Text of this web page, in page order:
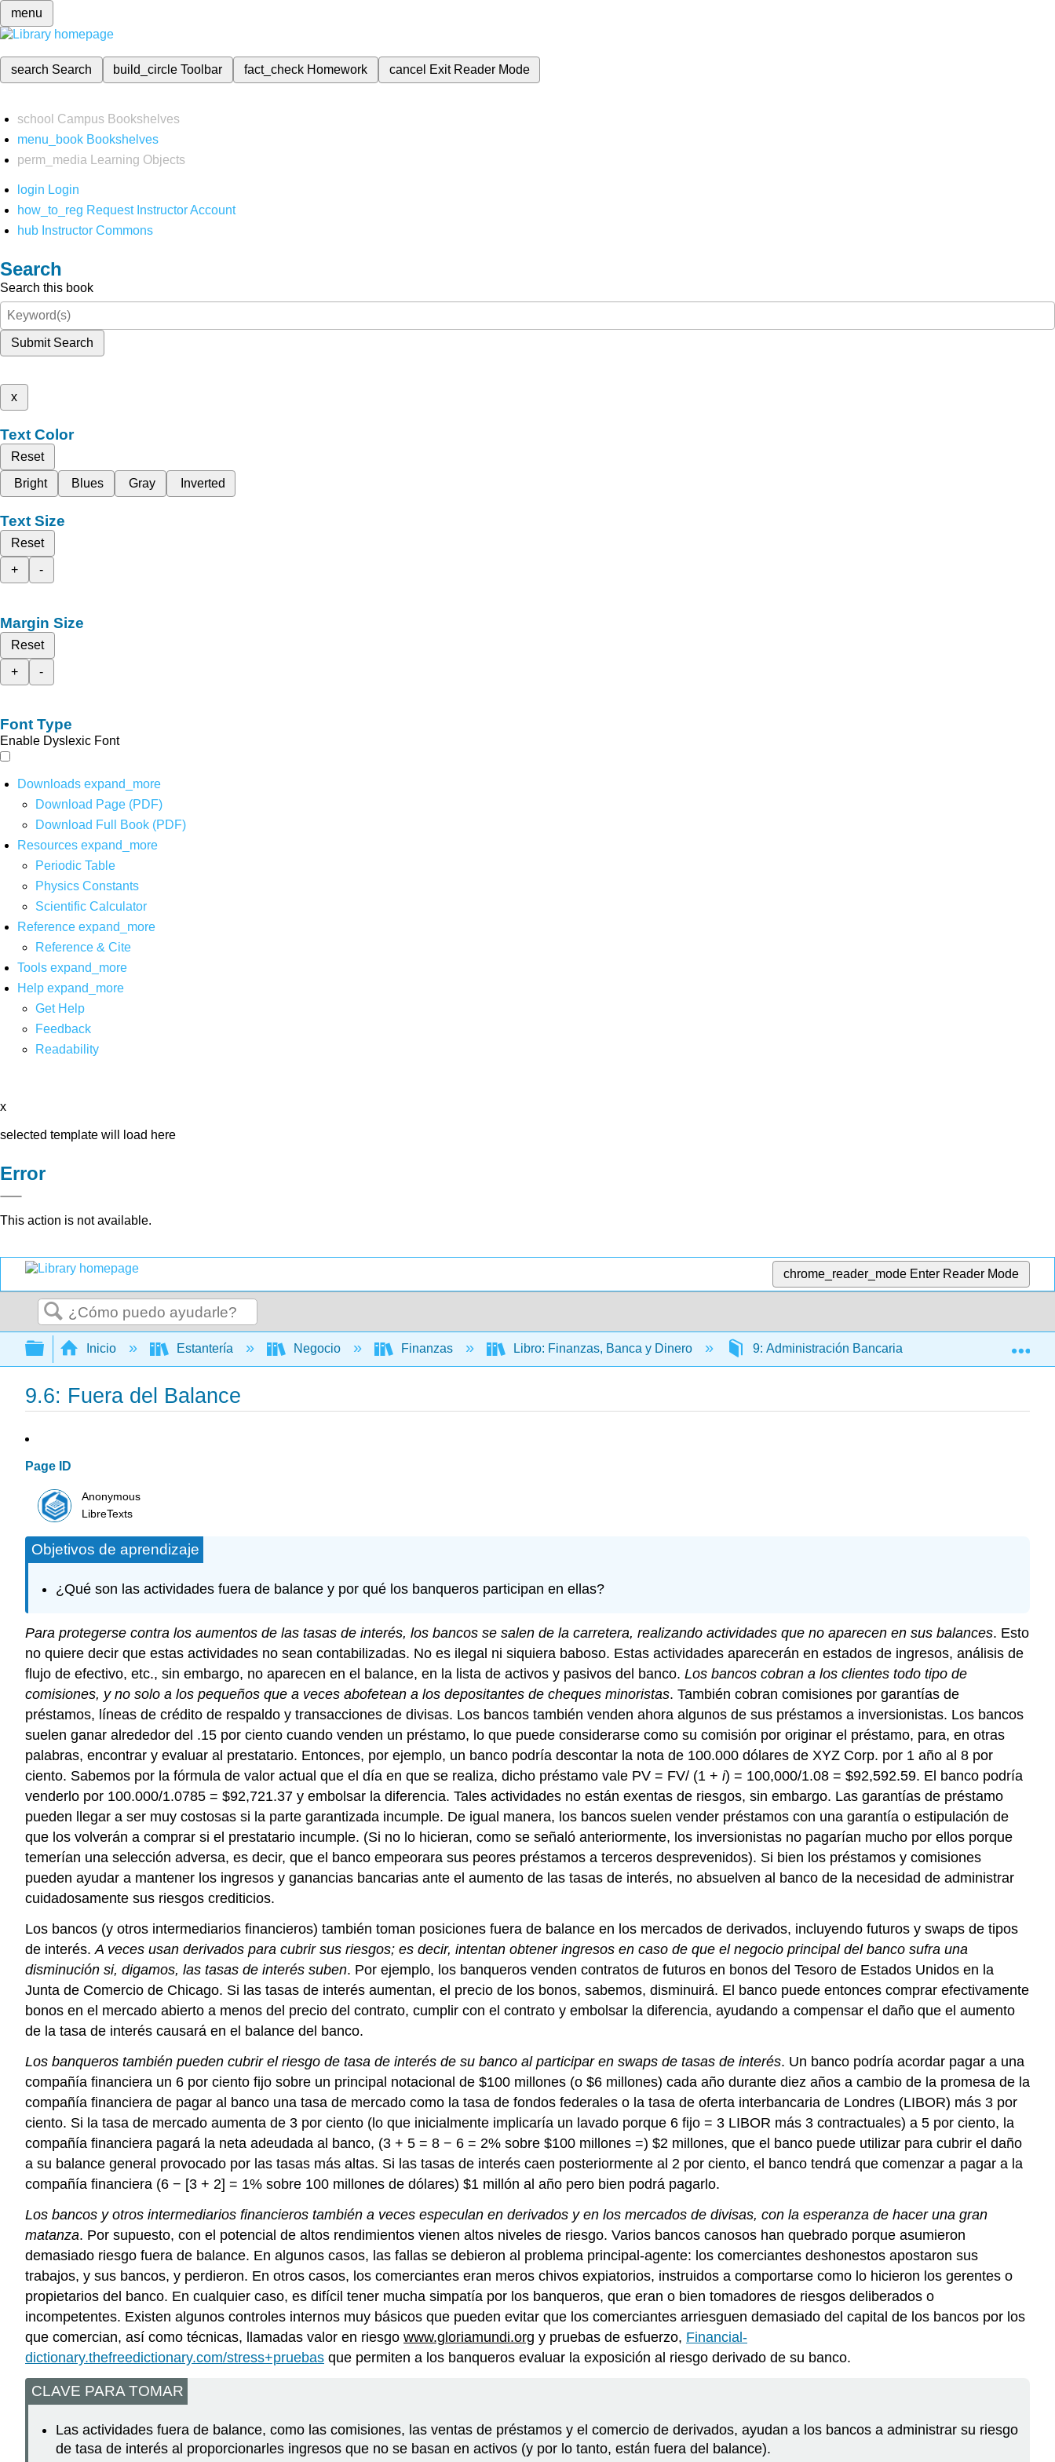
menu
search Search build_circleToolbar fact_check Homework cancel Exit Reader Mode
school Campus Bookshelves
menu_book Bookshelves
perm_media
Learning Objects
login Login
how_to_reg Request Instructor Account
hub Instructor Commons
Search
Search this book
Submit Search
x
Text Color
Reset
Bright
Blues Gray Inverted
Text Size
Reset
+
-
Margin Size
Reset
+
-
Font Type
Enable Dyslexic Font
Downloads expand_more
Download Page (PDF)
Download Full Book (PDF)
Resources expand_more
Periodic Table
Physics Constants
Scientific Calculator
Reference expand_more
Reference & Cite
Tools expand_more
Help expand_more
Get Help
Feedback
Readability
x
selected template will load here
Error
This action is not available.
chrome_reader_mode Enter Reader Mode
Buscar
Expandir/contraer jerarquía global
Inicio Estantería Negocio Finanzas Libro: Finanzas, Banca y Dinero 9: Administración Bancaria 9.6: Fuera del
9.6: Fuera del Balance
Page ID
Anonymous
LibreTexts
Objetivos de aprendizaje
¿Qué son las actividades fuera de balance y por qué los banqueros participan en ellas?
Para protegerse contra los aumentos de las tasas de interés, los bancos se salen de la carretera, realizando actividades que no aparecen en sus balances. Esto
no quiere decir que estas actividades no sean contabilizadas. No es ilegal ni siquiera baboso. Estas actividades aparecerán en estados de ingresos, análisis de
flujo de efectivo, etc., sin embargo, no aparecen en el balance, en la lista de activos y pasivos del banco. Los bancos cobran a los clientes todo tipo de
comisiones, y no solo a los pequeños que a veces abofetean a los depositantes de cheques minoristas. También cobran comisiones por garantías de
préstamos, líneas de crédito de respaldo y transacciones de divisas. Los bancos también venden ahora algunos de sus préstamos a inversionistas. Los bancos
suelen ganar alrededor del .15 por ciento cuando venden un préstamo, lo que puede considerarse como su comisión por originar el préstamo, para, en otras
palabras, encontrar y evaluar al prestatario. Entonces, por ejemplo, un banco podría descontar la nota de 100.000 dólares de XYZ Corp. por 1 año al 8 por
ciento. Sabemos por la fórmula de valor actual que el día en que se realiza, dicho préstamo vale PV = FV/ (1 + i) = 100,000/1.08 = $92,592.59. El banco podría
venderlo por 100.000/1.0785 = $92,721.37 y embolsar la diferencia. Tales actividades no están exentas de riesgos, sin embargo. Las garantías de préstamo
pueden llegar a ser muy costosas si la parte garantizada incumple. De igual manera, los bancos suelen vender préstamos con una garantía o estipulación de
que los volverán a comprar si el prestatario incumple. (Si no lo hicieran, como se señaló anteriormente, los inversionistas no pagarían mucho por ellos porque
temerían una selección adversa, es decir, que el banco empeorara sus peores préstamos a terceros desprevenidos). Si bien los préstamos y comisiones
pueden ayudar a mantener los ingresos y ganancias bancarias ante el aumento de las tasas de interés, no absuelven al banco de la necesidad de administrar
cuidadosamente sus riesgos crediticios.
Los bancos (y otros intermediarios financieros) también toman posiciones fuera de balance en los mercados de derivados, incluyendo futuros y swaps de tipos
de interés.A veces usan derivados para cubrir sus riesgos; es decir, intentan obtener ingresos en caso de que el negocio principal del banco sufra una
disminución si, digamos, las tasas de interés suben. Por ejemplo, los banqueros venden contratos de futuros en bonos del Tesoro de Estados Unidos en la
Junta de Comercio de Chicago. Si las tasas de interés aumentan, el precio de los bonos, sabemos, disminuirá. El banco puede entonces comprar efectivamente
bonos en el mercado abierto a menos del precio del contrato, cumplir con el contrato y embolsar la diferencia, ayudando a compensar el daño que el aumento
de la tasa de interés causará en el balance del banco.
Los banqueros también pueden cubrir el riesgo de tasa de interés de su banco al participar en swaps de tasas de interés. Un banco podría acordar pagar a una
compañía financiera un 6 por ciento fijo sobre un principal notacional de $100 millones (o $6 millones) cada año durante diez años a cambio de la promesa de la
compañía financiera de pagar al banco una tasa de mercado como la tasa de fondos federales o la tasa de oferta interbancaria de Londres (LIBOR) más 3 por
ciento. Si la tasa de mercado aumenta de 3 por ciento (lo que inicialmente implicaría un lavado porque 6 fijo = 3 LIBOR más 3 contractuales) a 5 por ciento, la
compañía financiera pagará la neta adeudada al banco, (3 + 5 = 8 − 6 = 2% sobre $100 millones =) $2 millones, que el banco puede utilizar para cubrir el daño
a su balance general provocado por las tasas más altas. Si las tasas de interés caen posteriormente al 2 por ciento, el banco tendrá que comenzar a pagar a la
compañía financiera (6 − [3 + 2] = 1% sobre 100 millones de dólares) $1 millón al año pero bien podrá pagarlo.
Los bancos y otros intermediarios financieros también a veces especulan en derivados y en los mercados de divisas, con la esperanza de hacer una gran
matanza. Por supuesto, con el potencial de altos rendimientos vienen altos niveles de riesgo. Varios bancos canosos han quebrado porque asumieron
demasiado riesgo fuera de balance. En algunos casos, las fallas se debieron al problema principal-agente: los comerciantes deshonestos apostaron sus
trabajos, y sus bancos, y perdieron. En otros casos, los comerciantes eran meros chivos expiatorios, instruidos a comportarse como lo hicieron los gerentes o
propietarios del banco. En cualquier caso, es difícil tener mucha simpatía por los banqueros, que eran o bien tomadores de riesgos deliberados o
incompetentes. Existen algunos controles internos muy básicos que pueden evitar que los comerciantes arriesguen demasiado del capital de los bancos por los
que comercian, así como técnicas, llamadas valor en riesgo www.gloriamundi.org y pruebas de esfuerzo, Financial-
dictionary.thefreedictionary.com/stress+pruebas que permiten a los banqueros evaluar la exposición al riesgo derivado de su banco.
CLAVE PARA TOMAR
Las actividades fuera de balance, como las comisiones, las ventas de préstamos y el comercio de derivados, ayudan a los bancos a administrar su riesgo
de tasa de interés al proporcionarles ingresos que no se basan en activos (y por lo tanto, están fuera del balance).